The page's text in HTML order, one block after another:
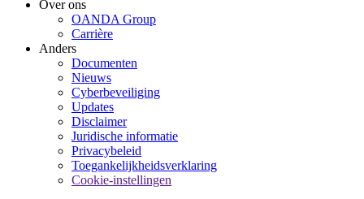
Over ons
OANDA Group
Carrière
Anders
Documenten
Nieuws
Cyberbeveiliging
Updates
Disclaimer
Juridische informatie
Privacybeleid
Toegankelijkheidsverklaring
Cookie-instellingen